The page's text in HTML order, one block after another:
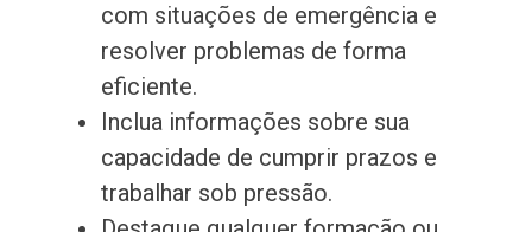
com situações de emergência e
resolver problemas de forma
eficiente.
Inclua informações sobre sua
capacidade de cumprir prazos e
trabalhar sob pressão.